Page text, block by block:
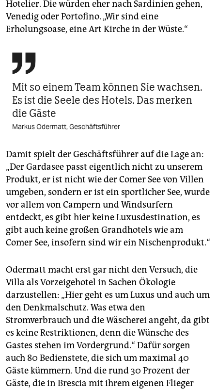
Hotelier. Die würden eher nach Sardinien gehen,
Venedig oder Portofino. „Wir sind eine
Erholungsoase, eine Art Kirche in der Wüste.“

Mit so einem Team können Sie wachsen.
Es ist die Seele des Hotels. Das merken
die Gäste
Markus Odermatt, Geschäftsführer
Damit spielt der Geschäftsführer auf die Lage an:
„Der Gardasee passt eigentlich nicht zu unserem
Produkt, er ist nicht wie der Comer See von Villen
umgeben, sondern er ist ein sportlicher See, wurde
vor allem von Campern und Windsurfern
entdeckt, es gibt hier keine Luxusdestination, es
gibt auch keine großen Grandhotels wie am
Comer See, insofern sind wir ein Nischenprodukt.“
Odermatt macht erst gar nicht den Versuch, die
Villa als Vorzeigehotel in Sachen Ökologie
darzustellen: „Hier geht es um Luxus und auch um
den Denkmalschutz. Was etwa den
Stromverbrauch und die Wäscherei angeht, da gibt
es keine Restriktionen, denn die Wünsche des
Gastes stehen im Vordergrund.“ Dafür sorgen
auch 80 Bedienstete, die sich um maximal 40
Gäste kümmern. Und die rund 30 Prozent der
Gäste, die in Brescia mit ihrem eigenen Flieger